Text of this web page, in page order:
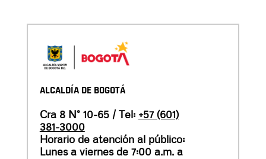
ALCALDÍA DE BOGOTÁ
Cra 8 N° 10-65 / Tel: +57 (601)
381-3000
Horario de atención al público:
Lunes a viernes de 7:00 a.m. a